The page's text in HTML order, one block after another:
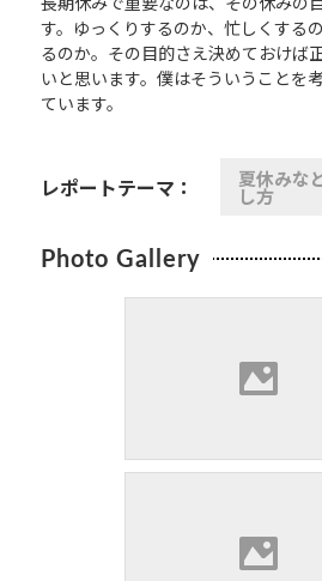
す。ゆっくりするのか、忙しくする
るのか。その目的さえ決めておけば
いと思います。僕はそういうことを
ています。
レポートテーマ： 夏休みな
し方
Photo Gallery